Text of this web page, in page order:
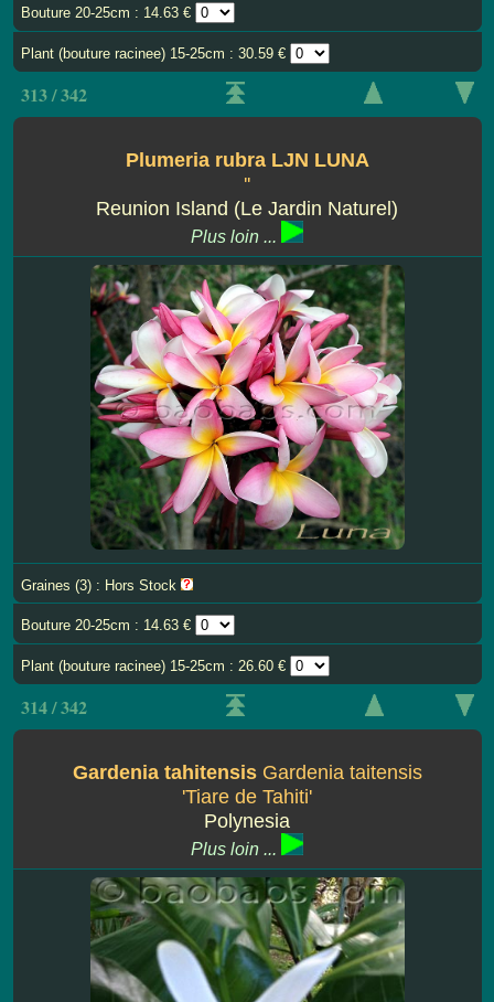
Bouture 20-25cm : 14.63 €
Plant (bouture racinee) 15-25cm : 30.59 €
313 / 342
Plumeria rubra LJN LUNA
''
Reunion Island (Le Jardin Naturel)
Plus loin ...
Graines (3) : Hors Stock
Bouture 20-25cm : 14.63 €
Plant (bouture racinee) 15-25cm : 26.60 €
314 / 342
Gardenia tahitensis Gardenia taitensis
'Tiare de Tahiti'
Polynesia
Plus loin ...